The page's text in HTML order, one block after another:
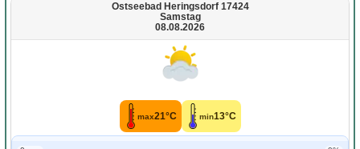
Ostseebad Heringsdorf 17424
Samstag
08.08.2026
max21°C min13°C